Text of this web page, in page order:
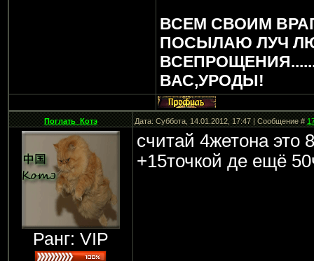
ВСЕМ СВОИМ
ПОСЫЛАЮ ЛУЧ
ВАС,УРОДЫ!
Поглать_Котэ Дата: Суббота, 14.01.2012, 17:47 | Сообщение #
Ранг: VIP
считай 4жетона это
+15точкой де ещё